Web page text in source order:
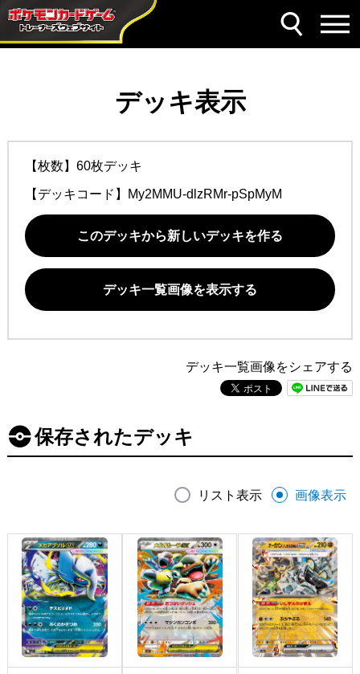
デッキ表示
【枚数】60枚デッキ
【デッキコード】 My2MMU-dlzRMr-pSpMyM
このデッキから新しいデッキを作る
デッキ一覧画像を表示する
デッキ一覧画像をシェアする
保存されたデッキ
リスト表示 画像表示